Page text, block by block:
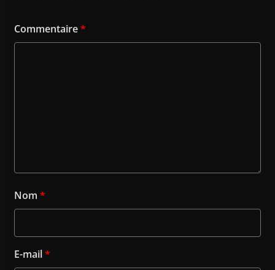
Commentaire*
Nom *
E-mail*